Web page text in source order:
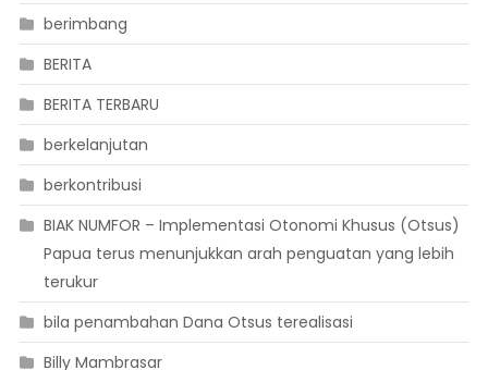
berimbang
BERITA
BERITA TERBARU
berkelanjutan
berkontribusi
BIAK NUMFOR – Implementasi Otonomi Khusus (Otsus)
Papua terus menunjukkan arah penguatan yang lebih
terukur
bila penambahan Dana Otsus terealisasi
Billy Mambrasar